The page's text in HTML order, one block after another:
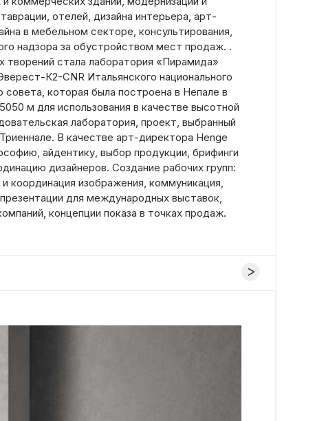
отелей, дизайна интерьера, арт-
в мебельном секторе, консультирования,
надзора за обустройством мест продаж. .
творений стала лаборатория «Пирамида»
К2-CNR Итальянского национального
совета, которая была построена в Непале в
м для использования в качестве высотной
лаборатория, проект, выбранный
В качестве арт-директора Henge
айдентику, выбор продукции, брифинги
дизайнеров. Создание рабочих групп:
координация изображения, коммуникация,
для международных выставок,
концепции показа в точках продаж.